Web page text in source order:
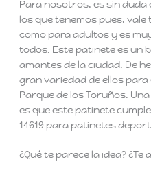
Para nosotros, es sin duda
los que tenemos pues,
como para adultos y es
todos. Este patinete es un
amantes de la ciudad. De
gran variedad de ellos para
Parque de los Toruños.
es que este patinete
14619 para patinetes
¿Qué te parece la idea? ¿Te